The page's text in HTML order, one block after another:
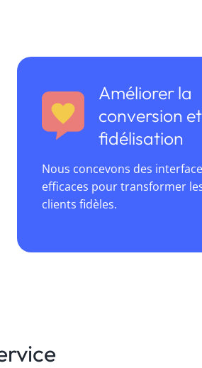
Améliorer la
conversion
fidélisation
Nous concevons des
efficaces pour transformer
clients fidèles.